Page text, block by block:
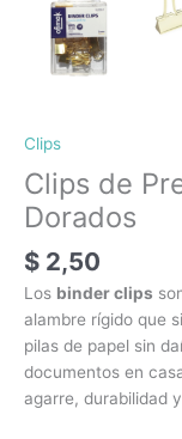
Clips
Clips de
Dorados
$ 2,50
Los binder clips
alambre rígido que
pilas de papel sin
documentos en
agarre, durabilidad